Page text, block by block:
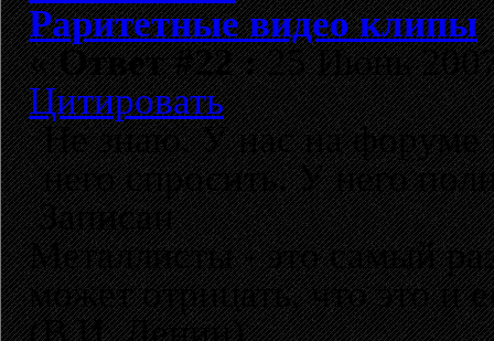
Раритетные видео клипы
«Ответ #22 :25 Июнь
Цитировать
Не знаю. У нас на форуме
него спросить. У него
Записан
Металлисты - это самый
может отрицать, что это и
(В.И. Ленин)